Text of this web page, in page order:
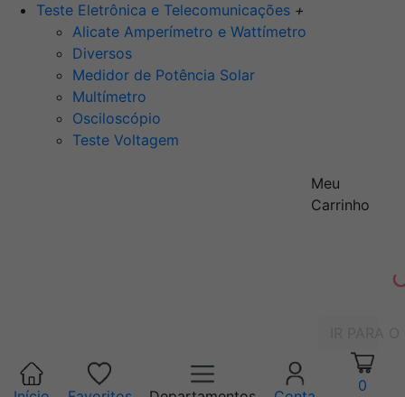
Teste Eletrônica e Telecomunicações +
Alicate Amperímetro e Wattímetro
Diversos
Medidor de Potência Solar
Multímetro
Osciloscópio
Teste Voltagem
Meu
Carrinho
0